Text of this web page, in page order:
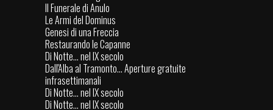
Il Funerale di Anulo
Le Armi del Dominus
Genesi di una Freccia
Restaurando le Capanne
Di Notte... nel IX secolo
Dall'Alba al Tramonto... Aperture gratuite
infrasettimanali
Di Notte... nel IX secolo
Di Notte... nel IX secolo